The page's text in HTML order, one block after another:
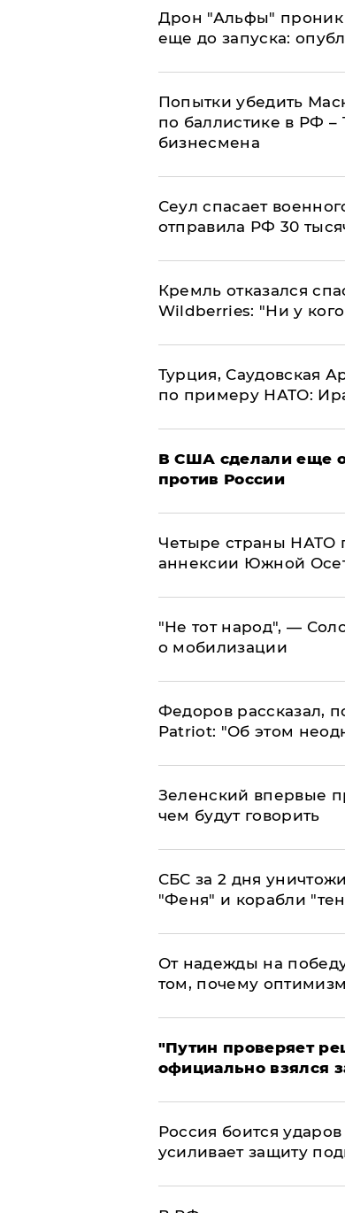
Дрон "Альфы" проник
еще до запуска:
Попытки убедить
по баллистике в РФ
бизнесмена
​Сеул спасает
отправила РФ 30
Кремль отказался
Wildberries: "Ни у
Турция, Саудовская
по примеру НАТО:
В США сделали еще
против России
Четыре страны НАТО
аннексии Южной
​"Не тот народ", —
о мобилизации
Федоров рассказал,
Patriot: "Об этом
Зеленский впервые
чем будут говорить
СБС за 2 дня
"Феня" и корабли
От надежды на
том, почему
"Путин проверяет
официально взялся
Россия боится
усиливает защиту